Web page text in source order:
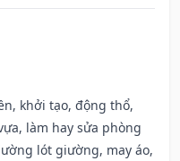
khởi tạo, động thổ,
làm hay sửa phòng
lót giường, may áo,